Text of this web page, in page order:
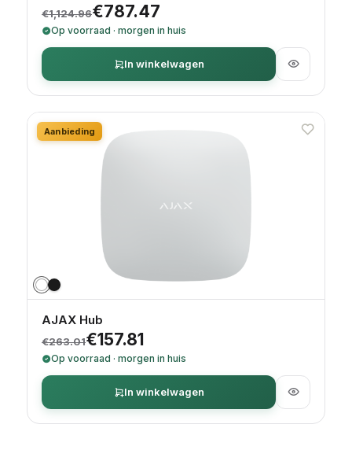
€1,124.96
Oorspronkelijke prijs was: €1,124.96.
€787.47
Huidige prijs is: €787.47.
Op voorraad · morgen in huis
In winkelwagen
Aanbieding
AJAX Hub
€263.01
Oorspronkelijke prijs was: €263.01.
€157.81
Huidige prijs is: €157.81.
Op voorraad · morgen in huis
In winkelwagen